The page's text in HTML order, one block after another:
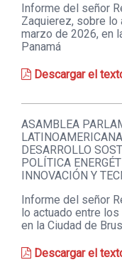
Informe del señor
Zaquierez, sobre lo
marzo de 2026, en
Panamá
Descargar el
ASAMBLEA
DESARROLLO
POLÍTICA
INNOVACIÓN Y
Informe del señor
lo actuado entre
en la Ciudad de
Descargar el